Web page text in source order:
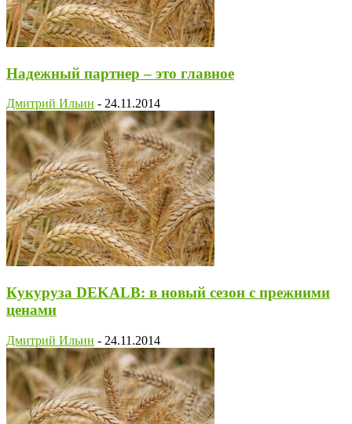
Надежный партнер – это главное
Дмитрий Ильин - 24.11.2014
Кукуруза DEKALB: в новый сезон с прежними
ценами
Дмитрий Ильин - 24.11.2014